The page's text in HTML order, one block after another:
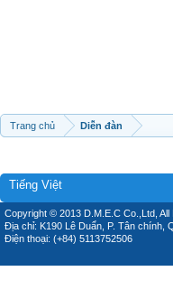
Trang chủ Diễn đàn
Tiếng Việt
Copyright © 2013 D.M.E.C Co.,Ltd, All
Địa chỉ: K190 Lê Duẩn, P. Tân chính,
Điện thoại: (+84) 5113752506